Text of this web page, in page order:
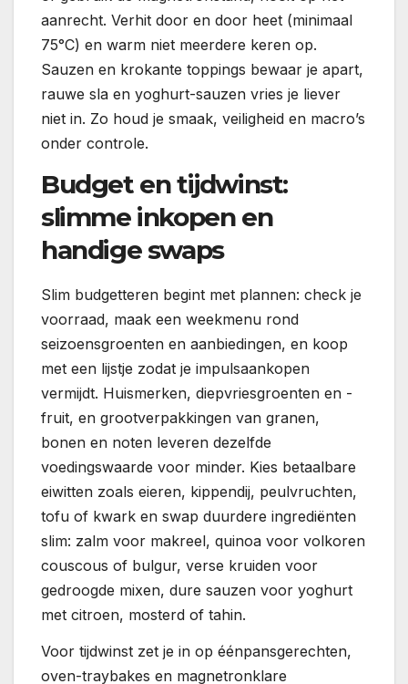
aanrecht. Verhit door en door heet (minimaal
75°C) en warm niet meerdere keren op.
Sauzen en krokante toppings bewaar je apart,
rauwe sla en yoghurt-sauzen vries je liever
niet in. Zo houd je smaak, veiligheid en macro’s
onder controle.
Budget en tijdwinst:
slimme inkopen en
handige swaps
Slim budgetteren begint met plannen: check je
voorraad, maak een weekmenu rond
seizoensgroenten en aanbiedingen, en koop
met een lijstje zodat je impulsaankopen
vermijdt. Huismerken, diepvriesgroenten en -
fruit, en grootverpakkingen van granen,
bonen en noten leveren dezelfde
voedingswaarde voor minder. Kies betaalbare
eiwitten zoals eieren, kippendij, peulvruchten,
tofu of kwark en swap duurdere ingrediënten
slim: zalm voor makreel, quinoa voor volkoren
couscous of bulgur, verse kruiden voor
gedroogde mixen, dure sauzen voor yoghurt
met citroen, mosterd of tahin.
Voor tijdwinst zet je in op éénpansgerechten,
oven-traybakes en magnetronklare